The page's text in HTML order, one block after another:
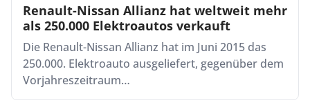
Renault-Nissan Allianz hat weltweit mehr
als 250.000 Elektroautos verkauft
Die Renault-Nissan Allianz hat im Juni 2015 das
250.000. Elektroauto ausgeliefert, gegenüber dem
Vorjahreszeitraum…